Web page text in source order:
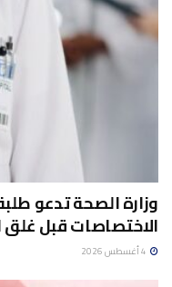
وزارة الصحة تدعو
الاختصاصات قبل غلق